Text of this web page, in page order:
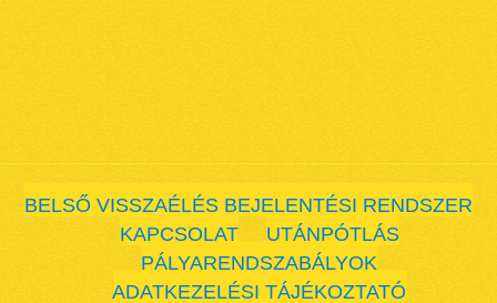
BELSŐ VISSZAÉLÉS BEJELENTÉSI RENDSZER
KAPCSOLAT
UTÁNPÓTLÁS
PÁLYARENDSZABÁLYOK
ADATKEZELÉSI TÁJÉKOZTATÓ